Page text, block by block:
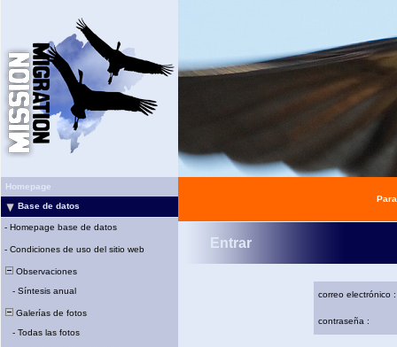
Homepage
Base de datos
- Homepage base de datos
- Condiciones de uso del sitio web
Observaciones
- Síntesis anual
Galerías de fotos
- Todas las fotos
Entrar
correo electrónico :
contraseña :